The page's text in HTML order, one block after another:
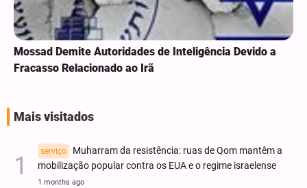
Mossad Demite Autoridades de Inteligência Devido a
Fracasso Relacionado ao Irã
Mais visitados
serviço
Muharram da resistência: ruas de Qom mantêm a
mobilização popular contra os EUA e o regime israelense
1 months ago